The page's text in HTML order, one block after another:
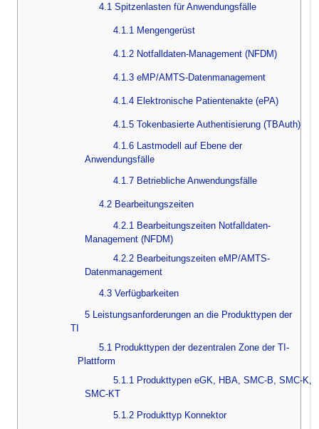
4.1 Spitzenlasten für Anwendungsfälle
4.1.1 Mengengerüst
4.1.2 Notfalldaten-Management (NFDM)
4.1.3 eMP/AMTS-Datenmanagement
4.1.4 Elektronische Patientenakte (ePA)
4.1.5 Tokenbasierte Authentisierung (TBAuth)
4.1.6 Lastmodell auf Ebene der
Anwendungsfälle
4.1.7 Betriebliche Anwendungsfälle
4.2 Bearbeitungszeiten
4.2.1 Bearbeitungszeiten Notfalldaten-
Management (NFDM)
4.2.2 Bearbeitungszeiten eMP/AMTS-
Datenmanagement
4.3 Verfügbarkeiten
5 Leistungsanforderungen an die Produkttypen der
TI
5.1 Produkttypen der dezentralen Zone der TI-
Plattform
5.1.1 Produkttypen eGK, HBA, SMC-B, SMC-K,
SMC-KT
5.1.2 Produkttyp Konnektor